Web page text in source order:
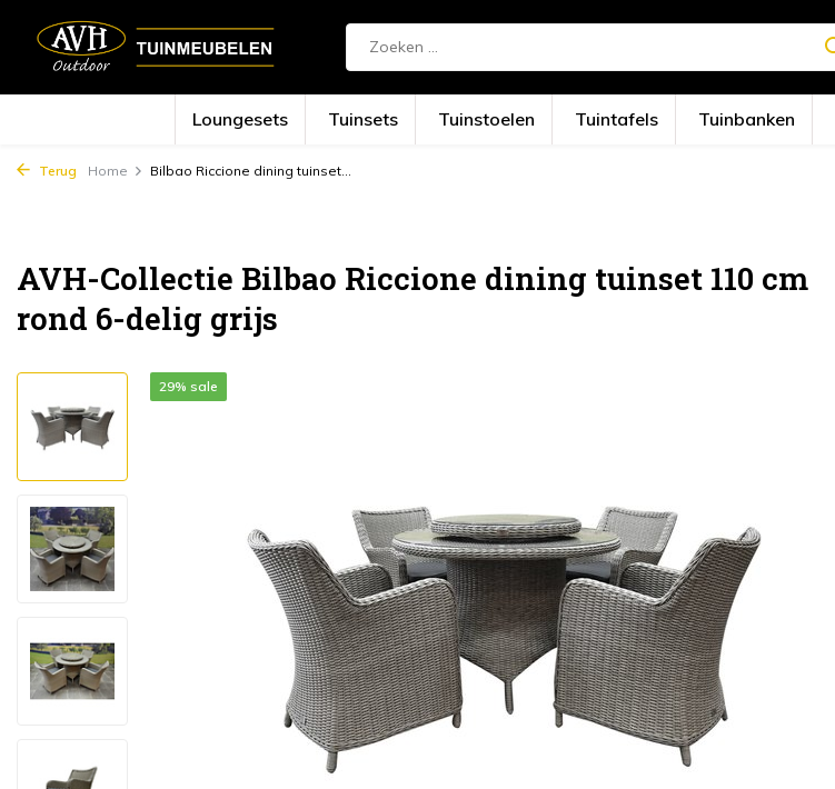
Loungesets Tuinsets Tuinstoelen Tuintafels Tuinbanken
Terug Home Bilbao Riccione dining tuinset...
AVH-Collectie Bilbao Riccione dining tuinset 110 cm
rond 6-delig grijs
29% sale